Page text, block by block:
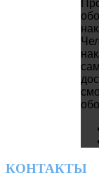
КОНТАКТЫ